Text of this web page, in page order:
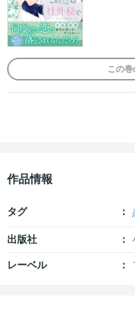
この巻
作品情報
タグ
出版社
レーベル